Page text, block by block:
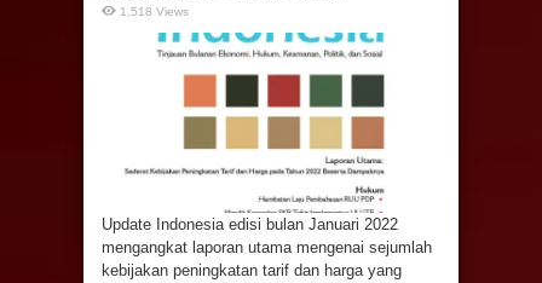
1,518 Views
Update Indonesia edisi bulan Januari 2022
mengangkat laporan utama mengenai sejumlah
kebijakan peningkatan tarif dan harga yang